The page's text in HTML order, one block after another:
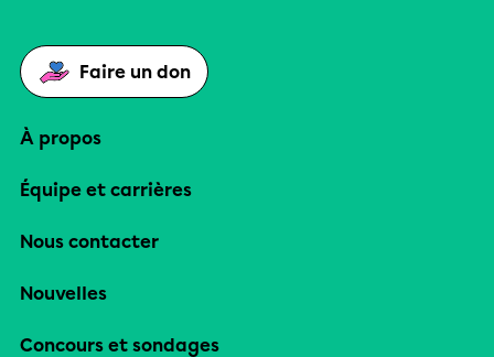
Faire un don
À propos
Équipe et carrières
Nous contacter
Nouvelles
Concours et sondages